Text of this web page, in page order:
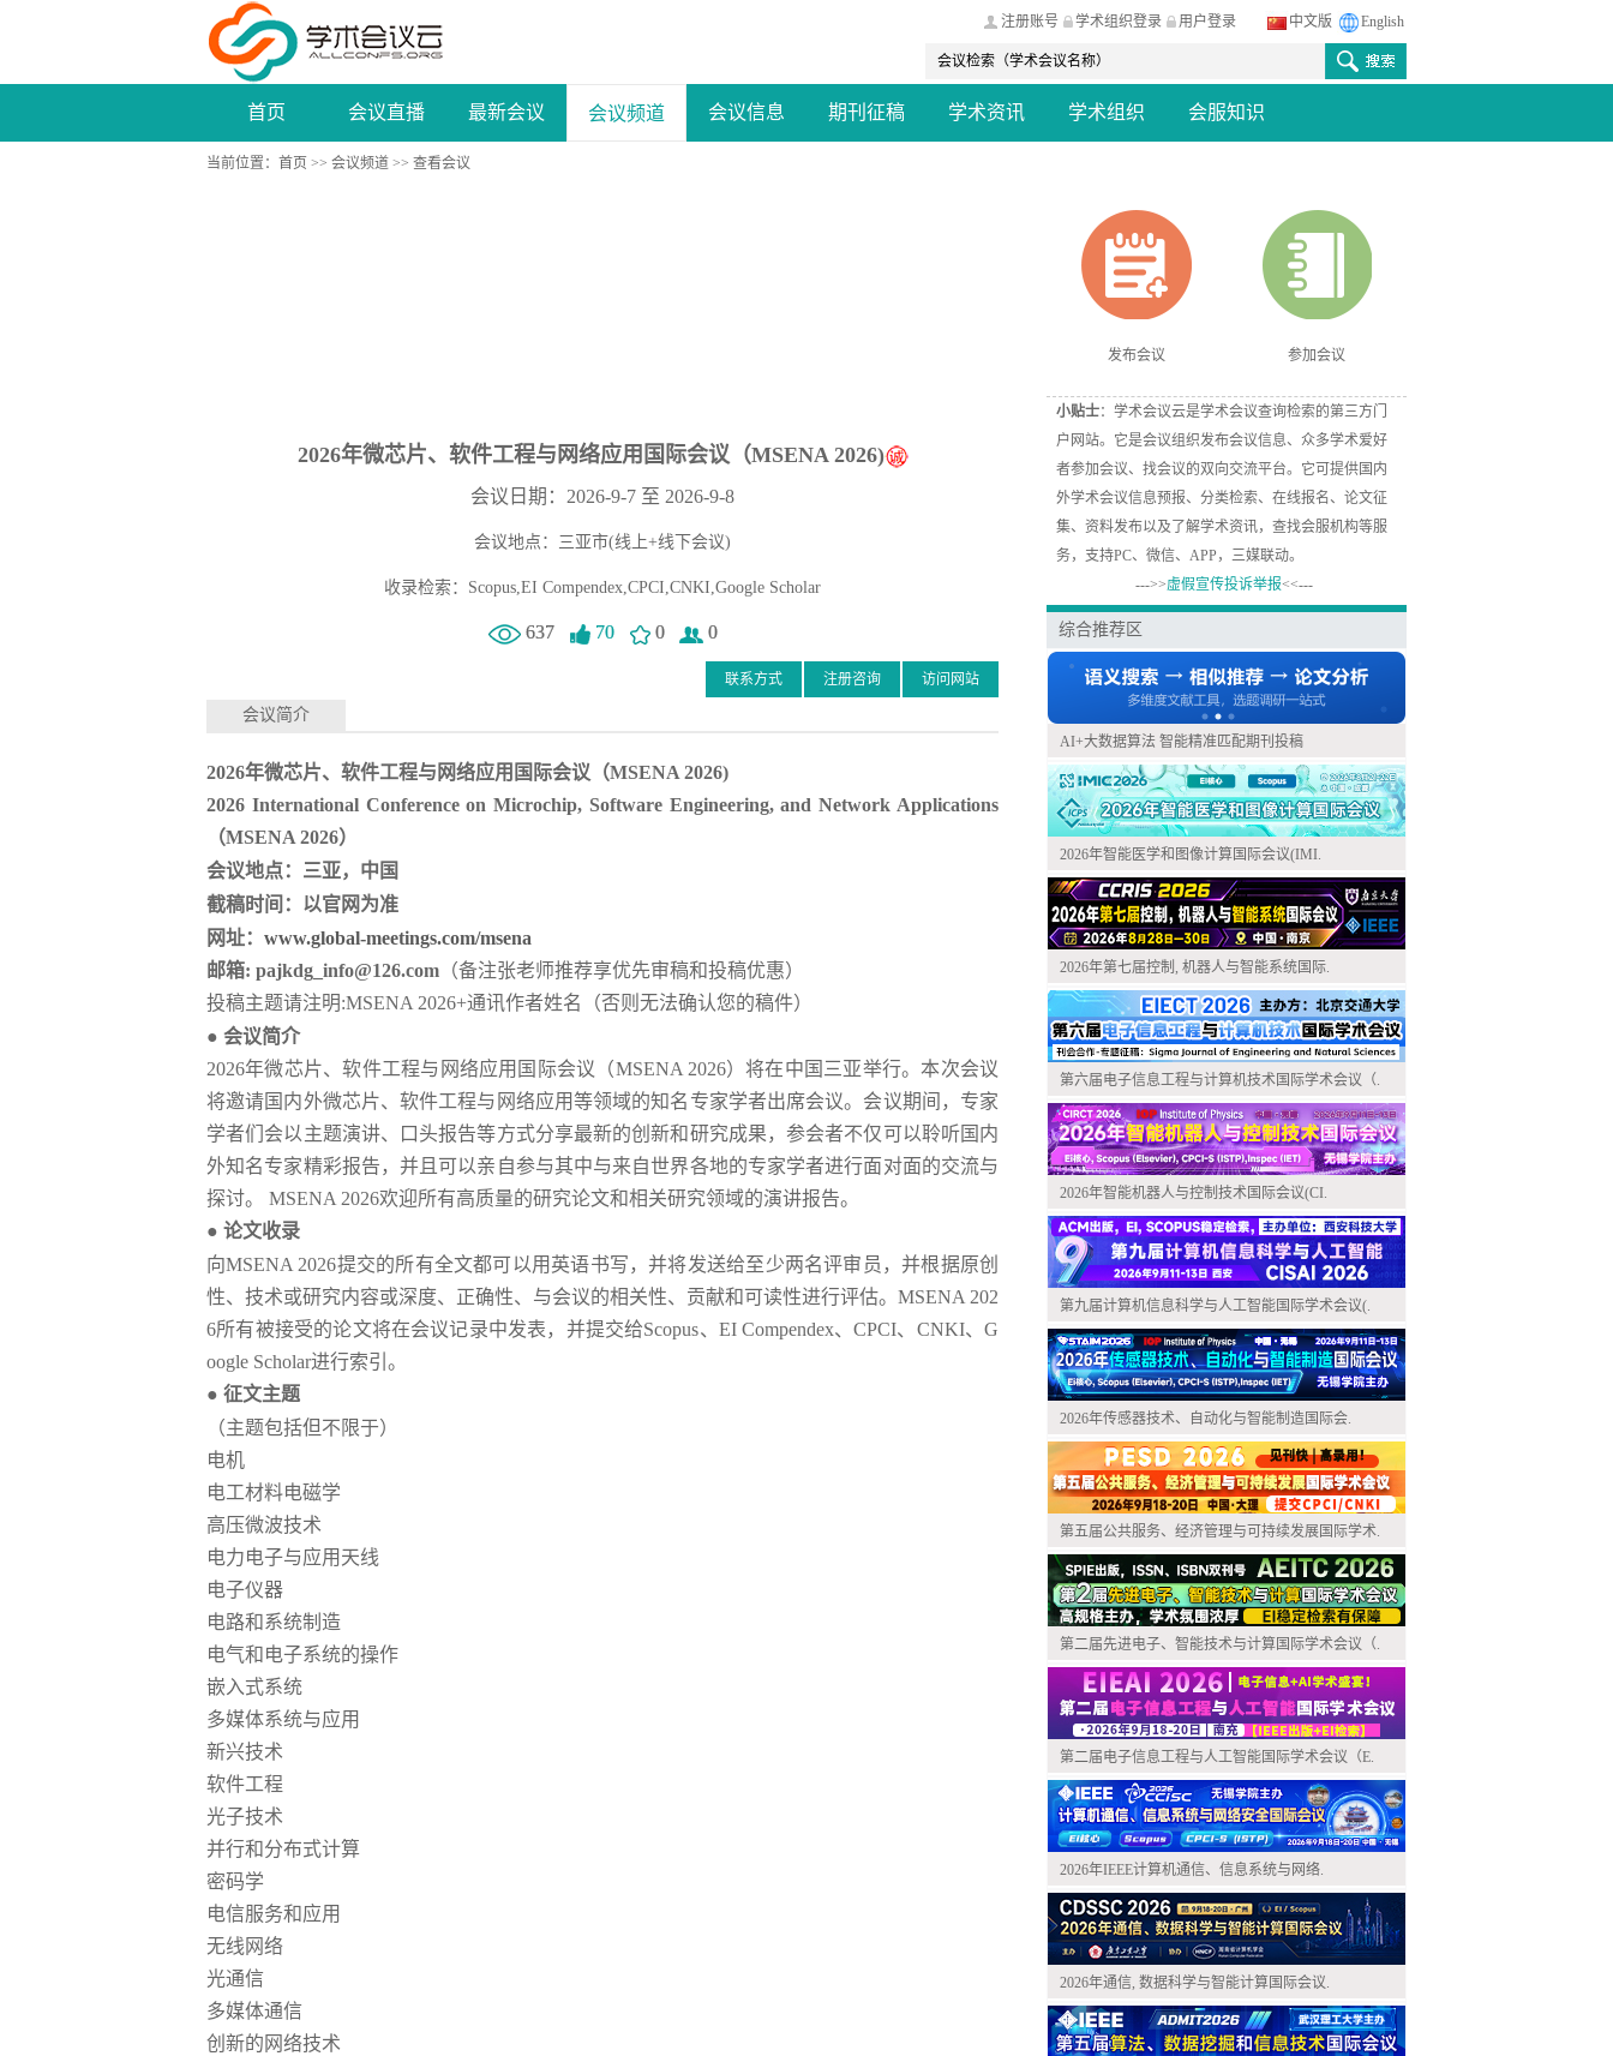
中文版 English
注册账号 学术组织登录 用户登录
首页 会议直播 最新会议 会议频道 会议信息 期刊征稿 学术资讯 学术组织 会服知识
当前位置： 首页 >> 会议频道 >> 查看会议
第五届公共管理、数字经济与互联网技术国际学术会议（ICPDI 2026）
2026年微芯片、软件工程与网络应用国际会议（MSENA 2026)
会议日期：2026-9-7 至 2026-9-8
会议地点：三亚市(线上+线下会议)
收录检索：Scopus,EI Compendex,CPCI,CNKI,Google Scholar
637 70 0 0
访问网站
注册咨询
联系方式
会议简介
2026年微芯片、软件工程与网络应用国际会议 （MSENA 2026)
2026 International Conference on Microchip, Software Engineering, and Network Applications
（MSENA 2026）
会议地点：三亚，中国
截稿时间： 以官网为准
网址： www.global-meetings.com/msena
邮箱: pajkdg_info@126.com （备注张老师推荐享优先审稿和投稿优惠）
投稿主题请注明:MSENA 2026+通讯作者姓名（否则无法确认您的稿件）
● 会议简介
2026年微芯片、软件工程与网络应用国际会议 （MSENA 2026）将在中国 三亚举行。本次会议
将邀请国内外微芯片、软件工程与网络应用等领域的知名专家学者出席会议。会议期间，专家
学者们会以主题演讲、口头报告等方式分享最新的创新和研究成果，参会者不仅可以聆听国内
外知名专家精彩报告，并且可以亲自参与其中与来自世界各地的专家学者进行面对面的交流与
探讨。
MSENA 2026欢迎所有高质量的研究论文和相关研究领域的演讲报告。
● 论文收录
向MSENA 2026提交的所有全文都可以用英语书写，并将发送给至少两名评审员，并根据原创
性、技术或研究内容或深度、正确性、与会议的相关性、贡献和可读性进行评估。 MSENA 202
6所有被接受的论文将在会议记录中发表，并提交给Scopus、 EI Compendex、CPCI、 CNKI、 G
oogle Scholar进行索引。
● 征文主题
（主题包括但不限于）
电机
电工材料电磁学
高压微波技术
电力电子与应用天线
电子仪器
电路和系统制造
电气和电子系统的操作
嵌入式系统
多媒体系统与应用
新兴技术
软件工程
光子技术
并行和分布式计算
密码学
电信服务和应用
无线网络
光通信
多媒体通信
创新的网络技术
发布会议 参加会议
小贴士：学术会议云是学术会议查询检索的第三方门
户网站。它是会议组织发布会议信息、众多学术爱好
者参加会议、找会议的双向交流平台。它可提供国内
外学术会议信息预报、分类检索、在线报名、论文征
集、资料发布以及了解学术资讯，查找会服机构等服
务，支持PC、微信、APP，三媒联动。
--->>虚假宣传投诉举报<<---
综合推荐区
AI+大数据算法 智能精准匹配期刊投稿
2026年智能医学和图像计算国际会议(IMI.
2026年第七届控制, 机器人与智能系统国际.
第六届电子信息工程与计算机技术国际学术会议（.
2026年智能机器人与控制技术国际会议(CI.
第九届计算机信息科学与人工智能国际学术会议(.
2026年传感器技术、自动化与智能制造国际会.
第五届公共服务、经济管理与可持续发展国际学术.
第二届先进电子、智能技术与计算国际学术会议（.
第二届电子信息工程与人工智能国际学术会议（E.
2026年IEEE计算机通信、信息系统与网络.
2026年通信, 数据科学与智能计算国际会议.